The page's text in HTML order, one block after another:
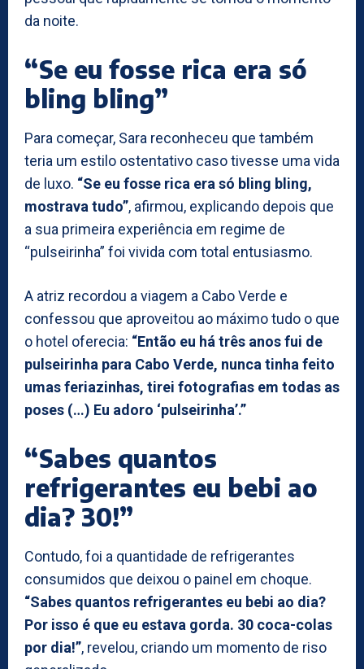
da noite.
“Se eu fosse rica era só
bling bling”
Para começar, Sara reconheceu que também
teria um estilo ostentativo caso tivesse uma vida
de luxo. “Se eu fosse rica era só bling bling,
mostrava tudo”, afirmou, explicando depois que
a sua primeira experiência em regime de
“pulseirinha” foi vivida com total entusiasmo.
A atriz recordou a viagem a Cabo Verde e
confessou que aproveitou ao máximo tudo o que
o hotel oferecia: “Então eu há três anos fui de
pulseirinha para Cabo Verde, nunca tinha feito
umas feriazinhas, tirei fotografias em todas as
poses (…) Eu adoro ‘pulseirinha’.”
“Sabes quantos
refrigerantes eu bebi ao
dia? 30!”
Contudo, foi a quantidade de refrigerantes
consumidos que deixou o painel em choque.
“Sabes quantos refrigerantes eu bebi ao dia?
Por isso é que eu estava gorda. 30 coca-colas
por dia!”, revelou, criando um momento de riso